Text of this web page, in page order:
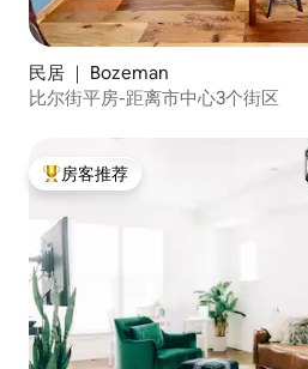
民居 ｜ Bozeman
比尔街平房-距离市中心3个街区
热门「房客推荐」
房客推荐